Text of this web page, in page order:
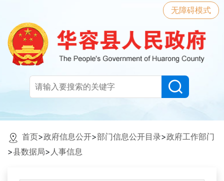
无障碍模式
首页>政府信息公开>部门信息公开目录>政府工作部门
>县数据局> 人事信息